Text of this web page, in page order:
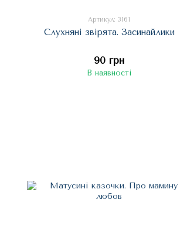
Артикул: 3161
Слухняні звірята. Засинайлики
90 грн
В наявності